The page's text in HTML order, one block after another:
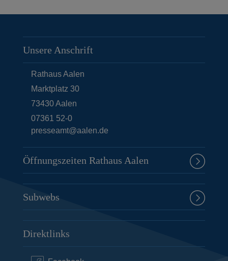
Unsere Anschrift
Rathaus Aalen
Marktplatz 30
73430Aalen
07361 52-0
presseamt@aalen.de
Öffnungszeiten Rathaus Aalen
Subwebs
Direktlinks